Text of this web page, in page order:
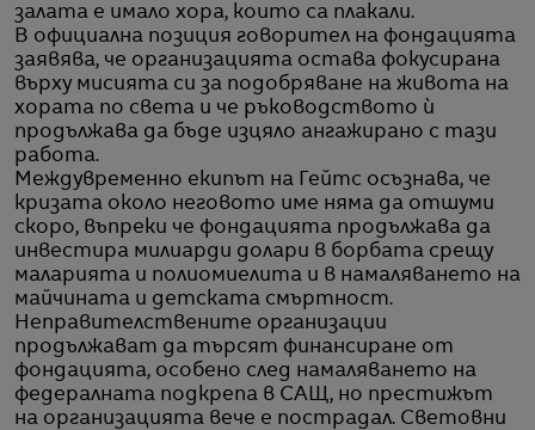
залата е имало хора, които са плакали.
В официална позиция говорител на фондацията
заявява, че организацията остава фокусирана
върху мисията си за подобряване на живота на
хората по света и че ръководството ѝ
продължава да бъде изцяло ангажирано с тази
работа.
Междувременно екипът на Гейтс осъзнава, че
кризата около неговото име няма да отшуми
скоро, въпреки че фондацията продължава да
инвестира милиарди долари в борбата срещу
маларията и полиомиелита и в намаляването на
майчината и детската смъртност.
Неправителствените организации
продължават да търсят финансиране от
фондацията, особено след намаляването на
федералната подкрепа в САЩ, но престижът
на организацията вече е пострадал. Световни